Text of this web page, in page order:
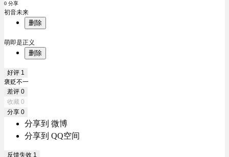
0 分享
初音未来
删除
萌即是正义
删除
好评 1
褒贬不一
差评 0
收藏 0
分享 0
分享到 微博
分享到 QQ空间
反馈失效 1